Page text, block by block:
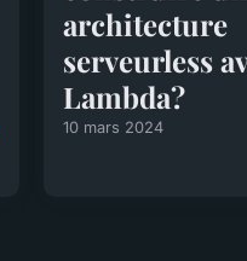
architecture
serveurless
Lambda?
10 mars 2024